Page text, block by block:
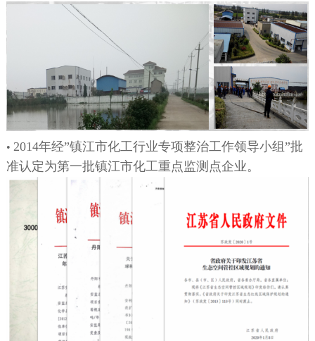
• 2014年经”镇江市化工行业专项整治工作领导小组”批
准认定为第一批镇江市化工重点监测点企业。